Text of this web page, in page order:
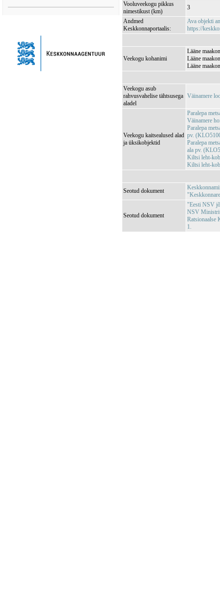
Vooluveekogu pikkus
nimestikust (km)
3
Andmed
Keskkonnaportaalis:
Ava objekti
https://
Veekogu kohanimi
Lääne
Lääne
Lääne
Veekogu asub
rahvusvahelise tähtsusega
aladel
Väinamere
Veekogu kaitsealused alad
ja üksikobjektid
Paralepa
Väinamere
Paralepa
pv.
Paralepa
ala pv.
Kiltsi leht-
Kiltsi leht-
Seotud dokument
Seotud dokument
"Eesti NSV
NSV
Ratsionaalse
1.